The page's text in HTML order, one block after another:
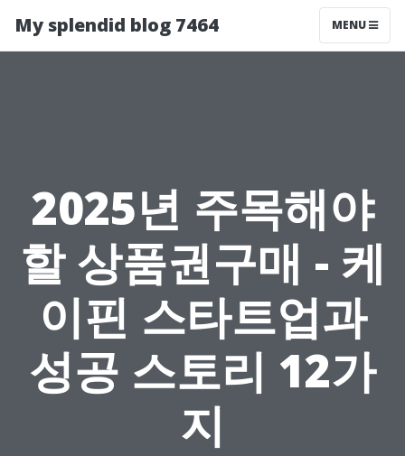
My splendid blog 7464 MENU
2025년 주목해야
할 상품권구매 - 케
이핀 스타트업과
성공 스토리 12가
지